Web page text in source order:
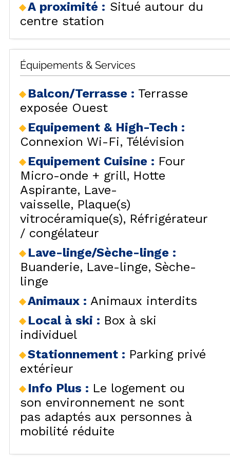
SÉJOURS & BONS
PLANS
LOCALISATION
BONS PLANS
ACTIVITÉS
CONTACT / DEVIS
FAQ
INSPIREZ-VOUS !
A proximité : Situé autour du
centre station
Équipements & Services
Balcon/Terrasse : Terrasse
exposée Ouest
Equipement & High-Tech :
Connexion Wi-Fi Télévision
Equipement Cuisine : Four
Micro-onde + grill Hotte
Aspirante
Lave-
vaisselle
Plaque(s)
vitrocéramique(s)
Réfrigérateur
/ congélateur
Lave-linge/Sèche-linge :
Buanderie
Lave-linge Sèche-
linge
Animaux : Animaux interdits
Local à ski : Box à ski
individuel
Stationnement : Parking privé
extérieur
Info Plus : Le logement ou
son environnement ne sont
pas adaptés aux personnes à
mobilité réduite